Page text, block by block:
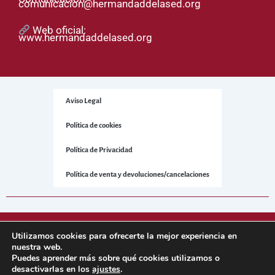
comunicacion@hermandaddelased.org
Web oficial:
www.hermandaddelased.org
Aviso Legal
Política de cookies
Política de Privacidad
Política de venta y devoluciones/cancelaciones
Sitio web desarrollado porNetNerman– Gestión Integral de
Utilizamos cookies para ofrecerte la mejor experiencia en
nuestra web.
Puedes aprender más sobre qué cookies utilizamos o
desactivarlas en los ajustes.